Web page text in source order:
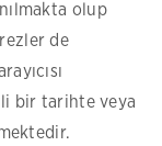
olup
de
bir tarihte veya